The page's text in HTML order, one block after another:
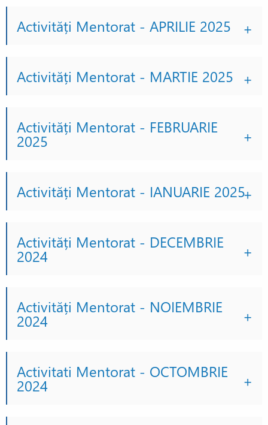
Activități Mentorat - APRILIE 2025
Activități Mentorat - MARTIE 2025
Activități Mentorat - FEBRUARIE
2025
Activități Mentorat - IANUARIE 2025
Activități Mentorat - DECEMBRIE
2024
Activități Mentorat - NOIEMBRIE
2024
Activitati Mentorat - OCTOMBRIE
2024